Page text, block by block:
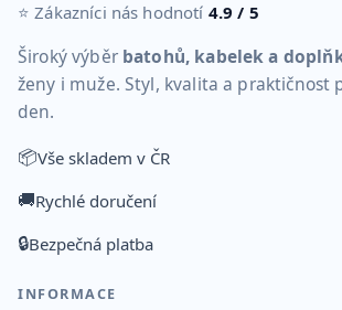
⭐ Zákazníci nás hodnotí 4.9 / 5
Široký výběr batohů, kabelek a
ženy i muže. Styl, kvalita a praktičnost
den.
📦Vše skladem v ČR
🚚Rychlé doručení
🔒Bezpečná platba
INFORMACE